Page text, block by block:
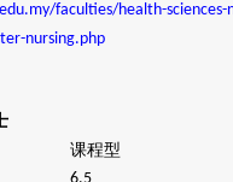
faculties/health-sciences-
nursing.php
课程型